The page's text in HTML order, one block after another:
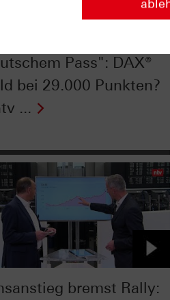
Pass": DAX®
bei 29.000 Punkten?
...
bremst Rally: